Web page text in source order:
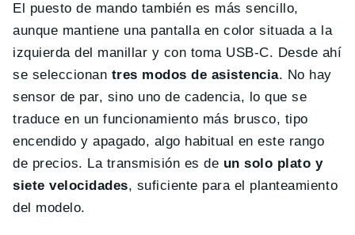
El puesto de mando también es más sencillo,
aunque mantiene una pantalla en color situada a la
izquierda del manillar y con toma USB-C. Desde ahí
se seleccionan tres modos de asistencia. No hay
sensor de par, sino uno de cadencia, lo que se
traduce en un funcionamiento más brusco, tipo
encendido y apagado, algo habitual en este rango
de precios. La transmisión es de un solo plato y
siete velocidades, suficiente para el planteamiento
del modelo.